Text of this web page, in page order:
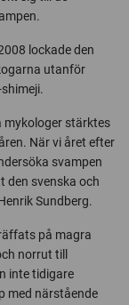
lockade den
utanför
stärktes
När vi året efter
svampen
den svenska och
Sundberg.
på magra
norrut till
inte tidigare
med närstående